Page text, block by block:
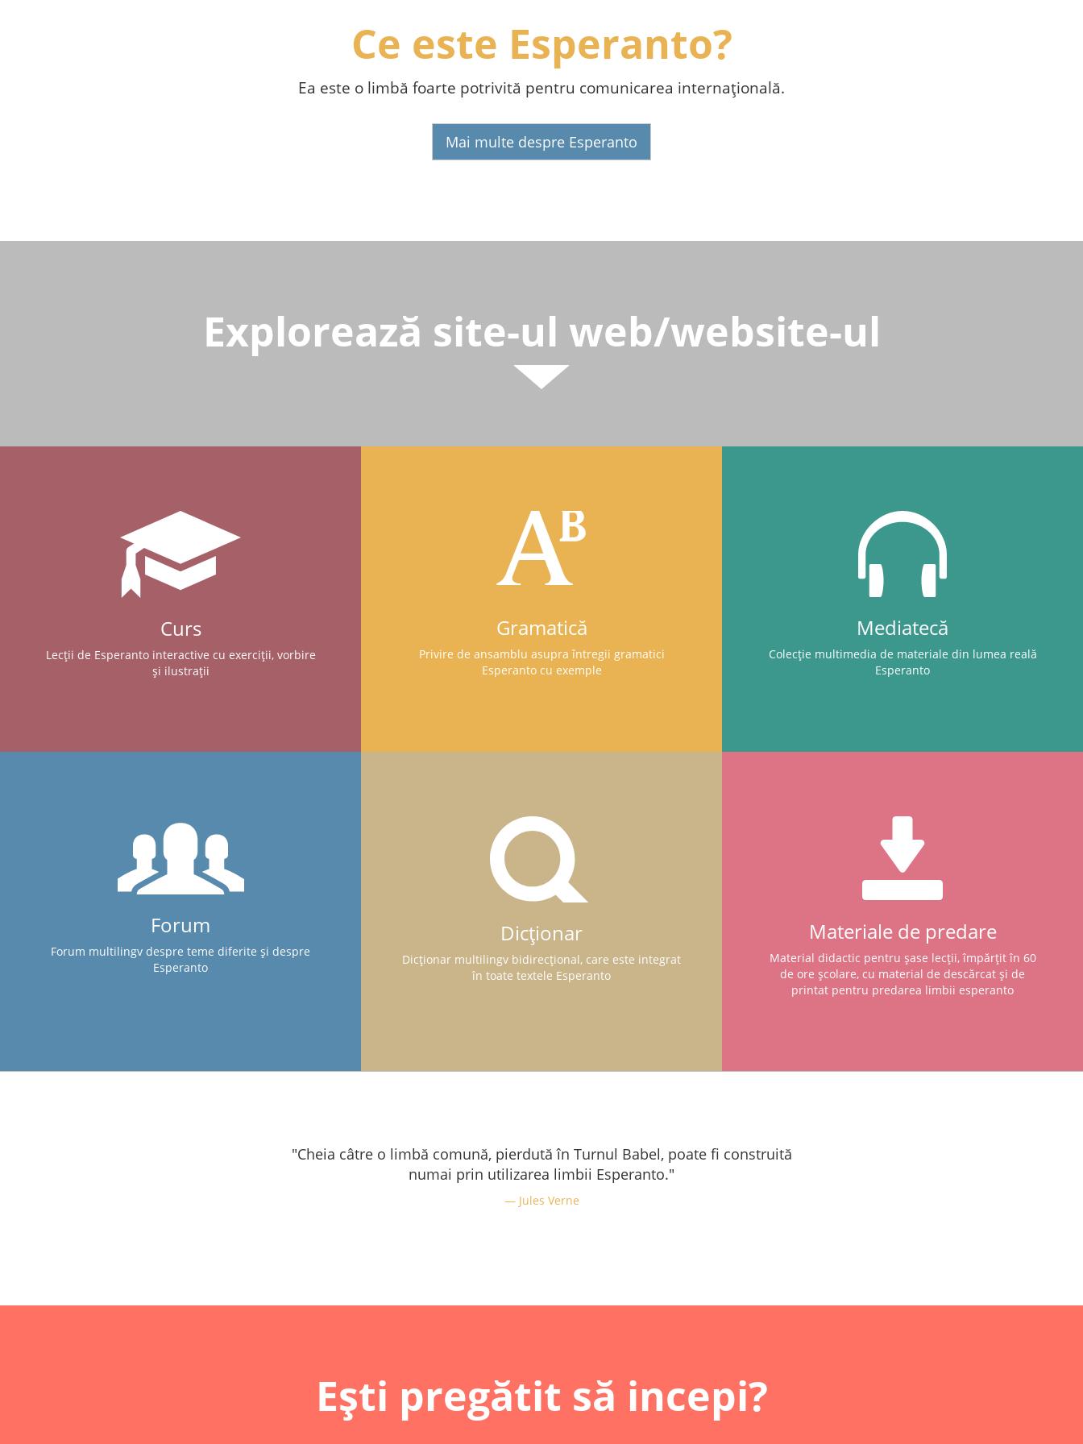
Ce este Esperanto?
Ea este o limbă foarte potrivită pentru comunicarea internaţională.
Mai multe despre Esperanto
Explorează site-ul web/website-ul
Curs
Lecții de Esperanto interactive cu exerciții, vorbire
și ilustrații
Gramatică
Privire de ansamblu asupra întregii gramatici
Esperanto cu exemple
Mediatecă
Colecție multimedia de materiale din lumea reală
Esperanto
Forum
Forum multilingv despre teme diferite și despre
Esperanto
Dicționar
Dicționar multilingv bidirecțional, care este integrat
în toate textele Esperanto
Materiale de predare
Material didactic pentru șase lecții, împărțit în 60
de ore școlare, cu material de descărcat și de
printat pentru predarea limbii esperanto
"Cheia câtre o limbă comună, pierdută în Turnul Babel, poate fi construită
numai prin utilizarea limbii Esperanto."
Jules Verne
Ești pregătit să incepi?